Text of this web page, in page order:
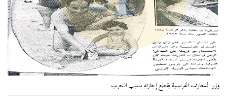
وزير المعارف الفرنسية يقطع إجازته بسبب الحرب